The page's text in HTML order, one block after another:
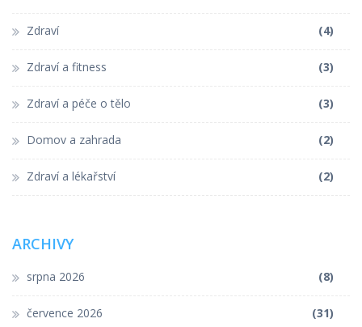
Zdraví (4)
Zdraví a fitness (3)
Zdraví a péče o tělo (3)
Domov a zahrada (2)
Zdraví a lékařství (2)
ARCHIVY
srpna 2026 (8)
července 2026 (31)